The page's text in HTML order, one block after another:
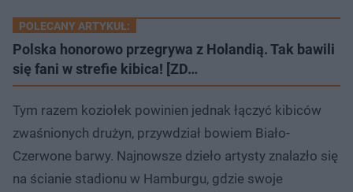
POLECANY ARTYKUŁ:
Polska honorowo przegrywa z Holandią. Tak bawili
się fani w strefie kibica! [ZD…
Tym razem koziołek powinien jednak łączyć kibiców
zwaśnionych drużyn, przywdział bowiem Biało-
Czerwone barwy. Najnowsze dzieło artysty znalazło się
na ścianie stadionu w Hamburgu, gdzie swoje